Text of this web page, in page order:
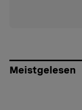
Meistgelesen